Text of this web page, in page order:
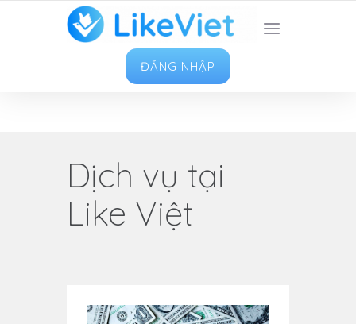
TOP 1 ỨNG DỤNG TĂNG LIKE HAY NHẤT VIỆT
NAM
ĐĂNG NHẬP
Dịch vụ tại
Like Việt